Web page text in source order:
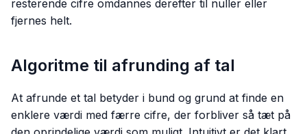
resterende cifre omdannes derefter til nuller eller
fjernes helt.
Algoritme til afrunding af tal
At afrunde et tal betyder i bund og grund at finde en
enklere værdi med færre cifre, der forbliver så tæt på